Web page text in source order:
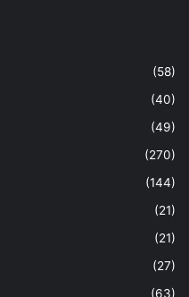
(58)
(40)
(49)
(270)
(144)
(21)
(21)
(27)
(63)